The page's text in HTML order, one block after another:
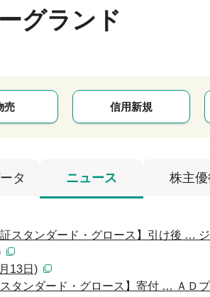
グランド
売 信用新規
タ ニュース 株主
スタンダード・グロース】引け後 …
13日)
タンダード・グロース】寄付 … ＡＤ